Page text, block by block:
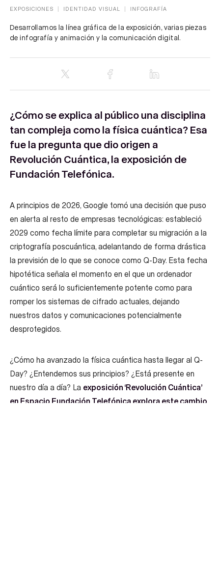
EXPOSICIONES IDENTIDAD VISUAL INFOGRAFÍA
Desarrollamos la línea gráfica de la exposición, varias piezas
de infografía y animación y la comunicación digital.
¿Cómo se explica al público una disciplina
tan compleja como la física cuántica? Esa
fue la pregunta que dio origen a
Revolución Cuántica, la exposición de
Fundación Telefónica.
A principios de 2026, Google tomó una decisión que puso
en alerta al resto de empresas tecnológicas: estableció
2029 como fecha límite para completar su migración a la
criptografía poscuántica, adelantando de forma drástica
la previsión de lo que se conoce como Q-Day. Esta fecha
hipotética señala el momento en el que un ordenador
cuántico será lo suficientemente potente como para
romper los sistemas de cifrado actuales, dejando
nuestros datos y comunicaciones potencialmente
desprotegidos.
¿Cómo ha avanzado la física cuántica hasta llegar al Q-
Day? ¿Entendemos sus principios? ¿Está presente en
nuestro día a día? La exposición ‘Revolución Cuántica’
en Espacio Fundación Telefónica explora este cambio